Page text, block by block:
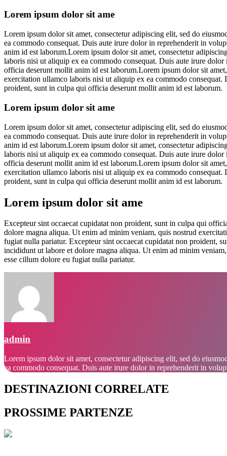
Lorem ipsum dolor sit ame
Lorem ipsum dolor sit amet, consectetur adipiscing elit, sed do
ea commodo consequat. Duis aute irure dolor in reprehenderit in
anim id est laborum.Lorem ipsum dolor sit amet, consectetur
laboris nisi ut aliquip ex ea commodo consequat. Duis aute irure
officia deserunt mollit anim id est laborum.Lorem ipsum dolor sit
exercitation ullamco laboris nisi ut aliquip ex ea commodo
proident, sunt in culpa qui officia deserunt mollit anim id est laborum.
Lorem ipsum dolor sit ame
Lorem ipsum dolor sit amet, consectetur adipiscing elit, sed do
ea commodo consequat. Duis aute irure dolor in reprehenderit in
anim id est laborum.Lorem ipsum dolor sit amet, consectetur
laboris nisi ut aliquip ex ea commodo consequat. Duis aute irure
officia deserunt mollit anim id est laborum.Lorem ipsum dolor sit
exercitation ullamco laboris nisi ut aliquip ex ea commodo
proident, sunt in culpa qui officia deserunt mollit anim id est laborum.
Lorem ipsum dolor sit ame
Excepteur sint occaecat cupidatat non proident, sunt in culpa qui
dolore magna aliqua. Ut enim ad minim veniam, quis nostrud
fugiat nulla pariatur. Excepteur sint occaecat cupidatat non proident,
incididunt ut labore et dolore magna aliqua. Ut enim ad minim
esse cillum dolore eu fugiat nulla pariatur.
admin
Lorem ipsum dolor sit amet, consectetur adipiscing elit, sed do
ea commodo consequat. Duis aute irure dolor in reprehenderit in
DESTINAZIONI CORRELATE
PROSSIME PARTENZE